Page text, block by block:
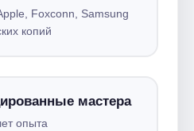
Foxconn, Samsung
копий
мастера
опыта